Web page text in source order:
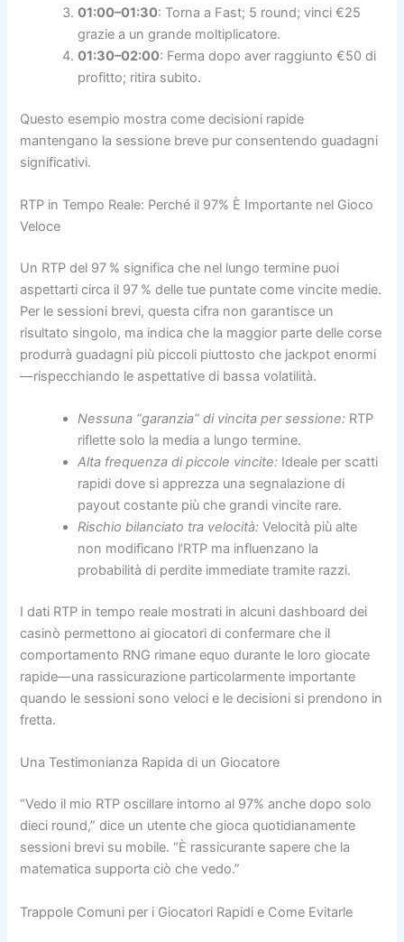
01:00–01:30: Torna a Fast; 5 round; vinci €25
grazie a un grande moltiplicatore.
01:30–02:00: Ferma dopo aver raggiunto €50 di
profitto; ritira subito.
Questo esempio mostra come decisioni rapide
mantengano la sessione breve pur consentendo guadagni
significativi.
RTP in Tempo Reale: Perché il 97% È Importante nel Gioco
Veloce
Un RTP del 97 % significa che nel lungo termine puoi
aspettarti circa il 97 % delle tue puntate come vincite medie.
Per le sessioni brevi, questa cifra non garantisce un
risultato singolo, ma indica che la maggior parte delle corse
produrrà guadagni più piccoli piuttosto che jackpot enormi
—rispecchiando le aspettative di bassa volatilità.
Nessuna “garanzia” di vincita per sessione: RTP
riflette solo la media a lungo termine.
Alta frequenza di piccole vincite: Ideale per scatti
rapidi dove si apprezza una segnalazione di
payout costante più che grandi vincite rare.
Rischio bilanciato tra velocità: Velocità più alte
non modificano l’RTP ma influenzano la
probabilità di perdite immediate tramite razzi.
I dati RTP in tempo reale mostrati in alcuni dashboard dei
casinò permettono ai giocatori di confermare che il
comportamento RNG rimane equo durante le loro giocate
rapide—una rassicurazione particolarmente importante
quando le sessioni sono veloci e le decisioni si prendono in
fretta.
Una Testimonianza Rapida di un Giocatore
“Vedo il mio RTP oscillare intorno al 97% anche dopo solo
dieci round,” dice un utente che gioca quotidianamente
sessioni brevi su mobile. “È rassicurante sapere che la
matematica supporta ciò che vedo.”
Trappole Comuni per i Giocatori Rapidi e Come Evitarle